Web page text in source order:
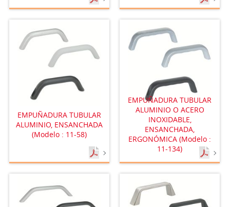
EMPUÑADURA TUBULAR
ALUMINIO, ENSANCHADA
(Modelo : 11-58)
EMPUÑADURA TUBULAR
ALUMINIO O ACERO
INOXIDABLE,
ENSANCHADA,
ERGONÓMICA (Modelo :
11-134)